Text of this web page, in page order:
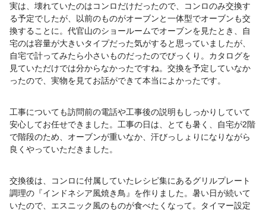
実は、壊れていたのはコンロだけだったので、コンロのみ交換す
る予定でしたが、以前のものがオーブンと一体型でオーブンも交
換することに。代官山のショールームでオーブンを見たとき、自
宅のは容量が大きいタイプだった気がすると思っていましたが、
自宅で計ってみたら小さいものだったのでびっくり。カタログを
見ていただけでは分からなかったですね。交換を予定していなか
ったので、実物を見てお話ができて本当によかったです。
工事についても訪問前の電話や工事後の説明もしっかりしていて
安心してお任せできました。工事の日は、とても暑く、自宅が2階
で階段のため、オーブンが重いなか、汗びっしょりになりながら
良くやっていただきました。
交換後は、コンロに付属していたレシピ集にあるグリルプレート
調理の『インドネシア風焼き鳥』を作りました。暑い日が続いて
いたので、エスニック風のものが食べたくなって。タイマー設定